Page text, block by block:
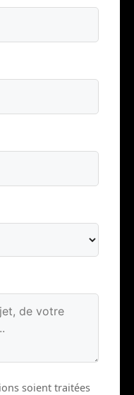
soient traitées